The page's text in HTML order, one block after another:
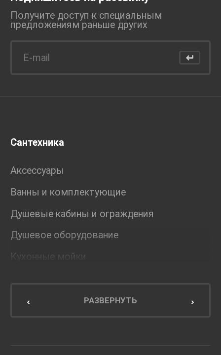
Получите доступ к специальным
предложениям раньше других
Сантехника
Аксессуары
Ванны и комплектующие
Душевые кабины и ограждения
Душевое оборудование
Кухонные мойки
Мебель для кухниРАЗВЕРНУТЬ